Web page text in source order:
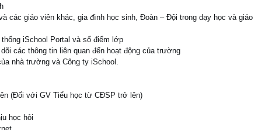
các giáo viên khác, gia đình học sinh, Đoàn – Đội trong dạy học và giáo
iSchool Portal và sổ điểm lớp
các thông tin liên quan đến hoạt động của trường
nhà trường và Công ty iSchool.
(Đối với GV Tiểu học từ CĐSP trở lên)
học hỏi